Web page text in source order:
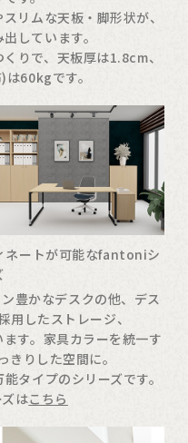
リムな天板・脚形状が、
しています。
りで、天板厚は1.8cm、
60kgです。
ネートが可能なfantoniシ
豊かなデスクの他、デス
用したストレージ、
す。家具カラーを統一す
きりした空間に。
タイプのシリーズです。
はこちら